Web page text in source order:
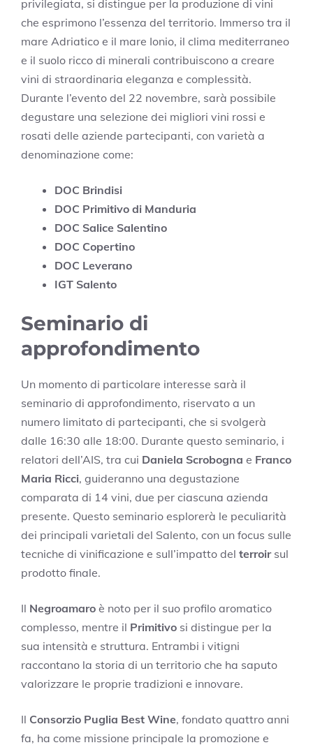
privilegiata, si distingue per la produzione di vini
che esprimono l’essenza del territorio. Immerso tra il
mare Adriatico e il mare Ionio, il clima mediterraneo
e il suolo ricco di minerali contribuiscono a creare
vini di straordinaria eleganza e complessità.
Durante l’evento del 22 novembre, sarà possibile
degustare una selezione dei migliori vini rossi e
rosati delle aziende partecipanti, con varietà a
denominazione come:
DOC Brindisi
DOC Primitivo di Manduria
DOC Salice Salentino
DOC Copertino
DOC Leverano
IGT Salento
Seminario di
approfondimento
Un momento di particolare interesse sarà il
seminario di approfondimento, riservato a un
numero limitato di partecipanti, che si svolgerà
dalle 16:30 alle 18:00. Durante questo seminario, i
relatori dell’AIS, tra cui Daniela Scrobogna e Franco
Maria Ricci, guideranno una degustazione
comparata di 14 vini, due per ciascuna azienda
presente. Questo seminario esplorerà le peculiarità
dei principali varietali del Salento, con un focus sulle
tecniche di vinificazione e sull’impatto del terroirsul
prodotto finale.
Il Negroamaro è noto per il suo profilo aromatico
complesso, mentre il Primitivo si distingue per la
sua intensità e struttura. Entrambi i vitigni
raccontano la storia di un territorio che ha saputo
valorizzare le proprie tradizioni e innovare.
Il Consorzio Puglia Best Wine, fondato quattro anni
fa, ha come missione principale la promozione e